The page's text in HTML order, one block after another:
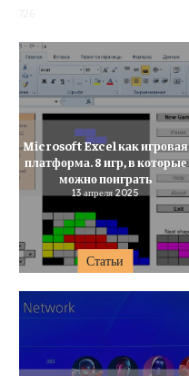
Статьи
Microsoft Excel как игровая
платформа. 8 игр, в которые
можно поиграть
13 апреля 2025